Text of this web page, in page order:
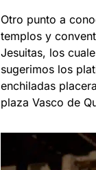
Otro punto a
templos y
Jesuitas, los
sugerimos los
enchiladas
plaza Vasco de